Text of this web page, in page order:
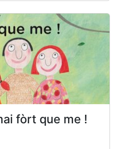
fòrt que me !